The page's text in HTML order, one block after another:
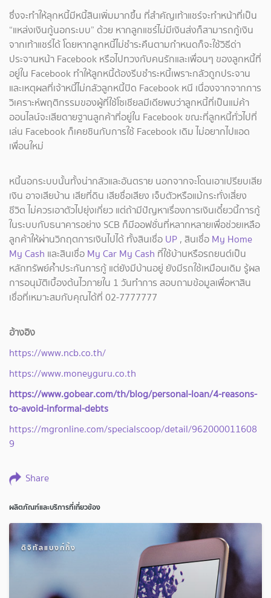
ซึ่งจะทำให้ลุกหนี้มีหนี้สินเพิ่มมากขึ้น ที่สำคัญเท้าแชร์จะทำหน้าที่เป็น
“แหล่งเงินกู้นอกระบบ” ด้วย หากลูกแชร์ไม่มีเงินส่งก็สามารถกู้เงิน
จากเท้าแชร์ได้ โดยหากลูกหนี้ไม่ชำระคืนตามกำหนดก็จะใช้วิธีด่า
ประจานหน้า Facebook หรือไปทวงกับคนรักและเพื่อนๆ ของลูกหนี้ที่
อยู่ใน Facebook ทำให้ลูกหนี้ต้องรีบชำระหนี้เพราะกลัวถูกประจาน
และเหตุผลที่เจ้าหนี้ไม่กลัวลูกหนี้ปิด Facebook หนี เนื่องจากจากการ
วิเคราะห์พฤติกรรมของผู้ที่ใช้โซเชียลมีเดียพบว่าลูกหนี้ที่เป็นแม่ค้า
ออนไลน์จะเสียดายฐานลูกค้าที่อยู่ใน Facebook ขณะที่ลูกหนี้ทั่วไปที่
เล่น Facebook ก็เคยชินกับการใช้ Facebook เดิม ไม่อยากไปแอด
เพื่อนใหม่
หนี้นอกระบบนั้นทั้งน่ากลัวและอันตราย นอกจากจะโดนเอาเปรียบเสีย
เงิน อาจเสียบ้าน เสียที่ดิน เสียชื่อเสียง เจ็บตัวหรือแม้กระทั่งเสี่ยง
ชีวิต ไม่ควรเอาตัวไปยุ่งเกี่ยว แต่ถ้ามีปัญหาเรื่องการเงินเดี๋ยวนี้การกู้
ในระบบกับธนาคารอย่าง SCB ก็มีออฟชั่นที่หลากหลายเพื่อช่วยเหลือ
ลูกค้าให้ผ่านวิกฤตการเงินไปได้ ทั้งสินเชื่อ UP , สินเชื่อ My Home
My Cash และสินเชื่อ My Car My Cash ที่ใช้บ้านหรือรถยนต์เป็น
หลักทรัพย์ค้ำประกันการกู้ แต่ยังมีบ้านอยู่ ยังมีรถใช้เหมือนเดิม รู้ผล
การอนุมัติเบื้องต้นไวภายใน 1 วันทำการ สอบถามข้อมูลเพื่อหาสิน
เชื่อที่เหมาะสมกับคุณได้ที่ 02-7777777
อ้างอิง
https://www.ncb.co.th/
https://www.moneyguru.co.th
https://www.gobear.com/th/blog/personal-loan/4-reasons-
to-avoid-informal-debts
https://mgronline.com/specialscoop/detail/962000011608
9
Share
ผลิตภัณฑ์และบริการที่เกี่ยวข้อง
ดิจิทัลแบงก์กิ้ง